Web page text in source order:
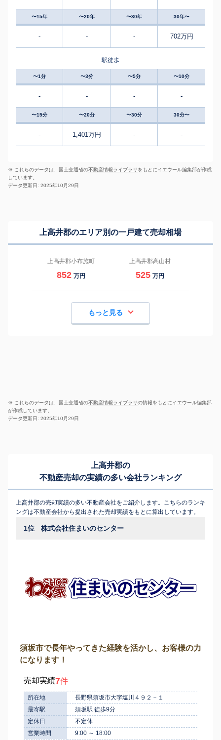
〜15年 〜20年 〜30年 30年〜
- - - 702万円
駅徒歩
〜1分 〜3分 〜5分 〜10分
- - - -
〜15分 〜20分 〜30分 30分〜
- 1,401万円 - -
※ これらのデータは、国土交通省の不動産情報ライブラリ をもとにイエウール編集部が作成
しています。
データ更新日: 2025年10月29日
上高井郡のエリア別の一戸建て売却相場
上高井郡小布施町
852 万円
上高井郡高山村
525 万円
もっと見る
※ これらのデータは、国土交通省の不動産情報ライブラリの情報をもとにイエウール編集部
が作成しています。
データ更新日: 2025年10月29日
上高井郡の
不動産売却の実績の多い会社ランキング
上高井郡の売却実績の多い不動産会社をご紹介します。こちらのランキ
ングは不動産会社から提出された売却実績をもとに算出しています。
1位 株式会社住まいのセンター
須坂市で長年やってきた経験を活かし、お客様の力
になります！
売却実績7件
所在地
長野県須坂市大字塩川４９２－１
最寄駅
須坂駅 徒歩9分
定休日
不定休
営業時間
9:00 ～ 18:00